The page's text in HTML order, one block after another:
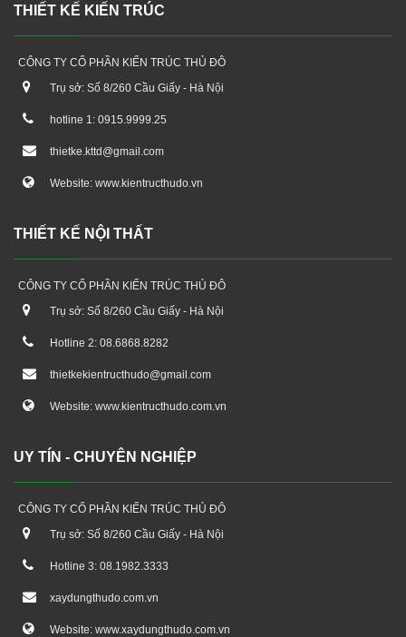
THIẾT KẾ KIẾN TRÚC
CÔNG TY CỔ PHẦN KIẾN TRÚC THỦ ĐÔ
Trụ sở: Số 8/260 Cầu Giấy - Hà Nội
hotline 1: 0915.9999.25
thietke.kttd@gmail.com
Website: www.kientructhudo.vn
THIẾT KẾ NỘI THẤT
CÔNG TY CỔ PHẦN KIẾN TRÚC THỦ ĐÔ
Trụ sở: Số 8/260 Cầu Giấy - Hà Nội
Hotline 2: 08.6868.8282
thietkekientructhudo@gmail.com
Website: www.kientructhudo.com.vn
UY TÍN - CHUYÊN NGHIỆP
CÔNG TY CỔ PHẦN KIẾN TRÚC THỦ ĐÔ
Trụ sở: Số 8/260 Cầu Giấy - Hà Nội
Hotline 3: 08.1982.3333
xaydungthudo.com.vn
Website: www.xaydungthudo.com.vn